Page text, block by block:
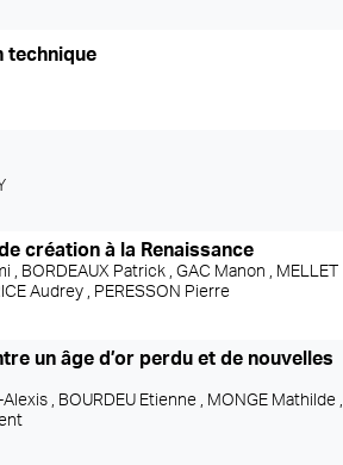
technique
création à la Renaissance
, BORDEAUX Patrick ,GAC Manon , MELLET
Audrey , PERESSON Pierre
un âge d’or perdu et de nouvelles
Alexis , BOURDEU Etienne , MONGE Mathilde ,